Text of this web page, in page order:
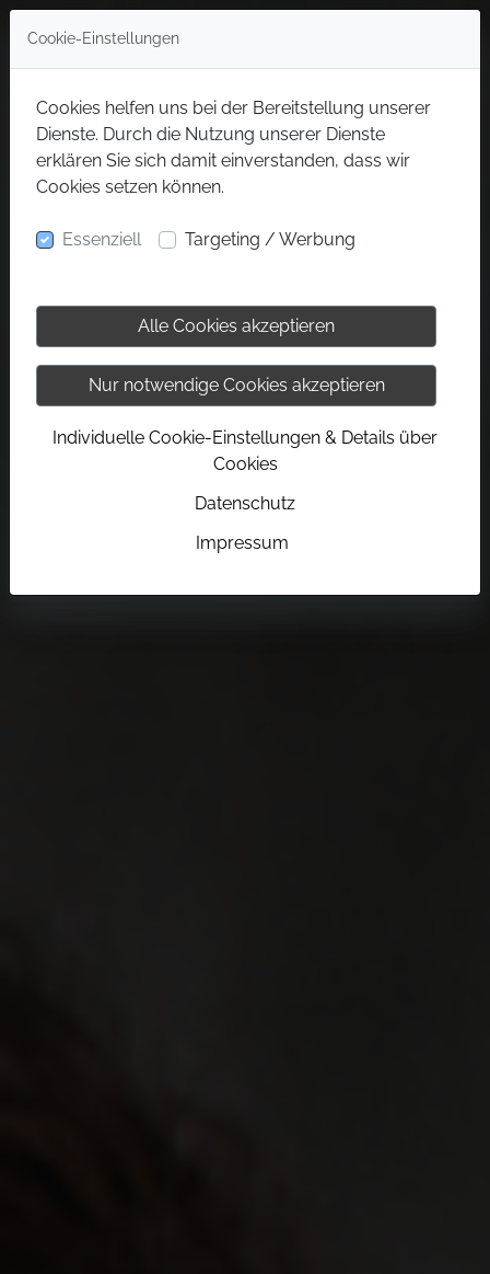
Cookie-Einstellungen
Cookies helfen uns bei der Bereitstellung unserer
Dienste. Durch die Nutzung unserer Dienste
erklären Sie sich damit einverstanden, dass wir
Cookies setzen können.
Essenziell Targeting / Werbung
Alle Cookies akzeptieren
Nur notwendige Cookies akzeptieren
Individuelle Cookie-Einstellungen & Details über
Cookies
Datenschutz
Impressum